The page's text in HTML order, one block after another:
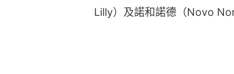
Lilly）及諾和諾德（Novo